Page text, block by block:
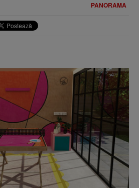
PANORAMA